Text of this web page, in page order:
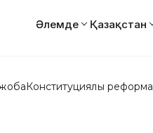
Әлемде Қазақстан
Конституциялық реформа